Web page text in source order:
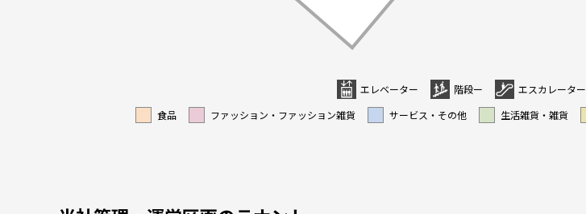
エレベーター 階段ー エスカレーター
食品
ファッション・ファッション雑貨 サービス・その他 生活雑貨・雑貨